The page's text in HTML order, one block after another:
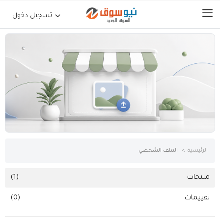
تسجيل دخول
الرئيسية
جوالات أجهزة لوحية
أثاث وديكورات
الرئيسية الملف الشخصي
منتجات (1)
تقييمات (0)